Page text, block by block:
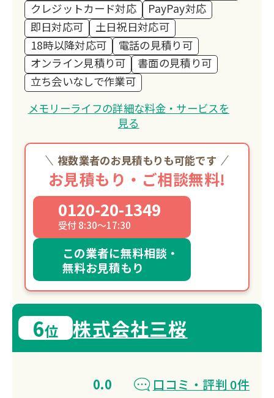
クレジットカード対応
PayPay対応
即日対応可
土日祝日対応可
18時以降対応可
電話の見積り可
オンライン見積り可
書面の見積り可
立ち会いなしで作業可
メモリーライフの詳細な料金・サービスを
見る
複数業者のお見積もりも可能です
お見積もり・ご相談無料!
0120-20-1349
受付 8:30～17:30
この業者に無料相談・
無料お見積もり
6位 株式会社三桜
0.0
口コミ・評判 0件